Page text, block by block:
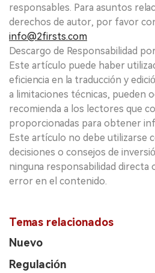
responsables. Para asuntos
derechos de autor, por favor
info@2firsts.com
Descargo de Responsabilidad
Este artículo puede haber
eficiencia en la traducción y
a limitaciones técnicas, pueden
recomienda a los lectores que
proporcionadas para obtener
Este artículo no debe utilizarse
decisiones o consejos de
ninguna responsabilidad directa
error en el contenido.
Temas relacionados
Nuevo
Regulación